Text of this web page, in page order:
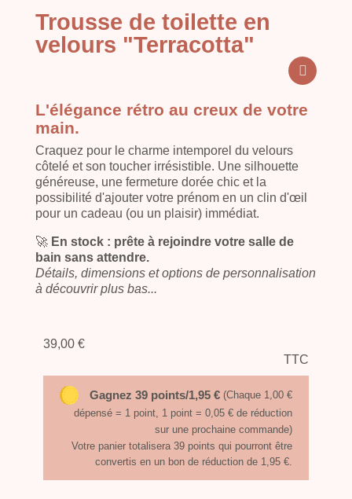
Trousse de toilette en
velours "Terracotta"
L'élégance rétro au creux de votre
main.
Craquez pour le charme intemporel du velours
côtelé et son toucher irrésistible. Une silhouette
généreuse, une fermeture dorée chic et la
possibilité d'ajouter votre prénom en un clin d'œil
pour un cadeau (ou un plaisir) immédiat.
🚀 En stock : prête à rejoindre votre salle de
bain sans attendre.
Détails, dimensions et options de personnalisation
à découvrir plus bas...
39,00 €
TTC
Gagnez 39 points/1,95 € (Chaque 1,00 €
dépensé = 1 point, 1 point = 0,05 € de réduction
sur une prochaine commande)
Votre panier totalisera 39 points qui pourront être
convertis en un bon de réduction de 1,95 €.